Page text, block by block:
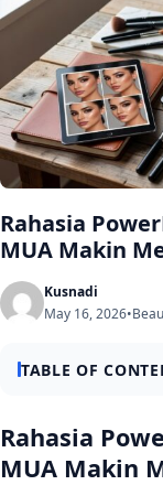
Rahasia
MUA Makin
Kusnadi
May 16, 2026•
TABLE OF
PowerPoint Tips
Memukau
Rahasia
MUA Makin